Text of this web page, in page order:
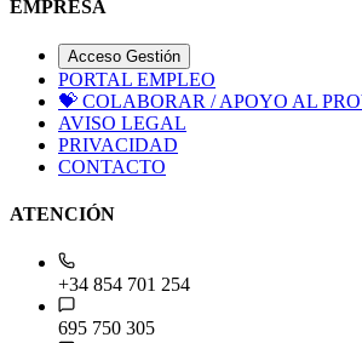
EMPRESA
Acceso Gestión
PORTAL EMPLEO
💝 COLABORAR / APOYO AL
AVISO LEGAL
PRIVACIDAD
CONTACTO
ATENCIÓN
+34 854 701 254
695 750 305